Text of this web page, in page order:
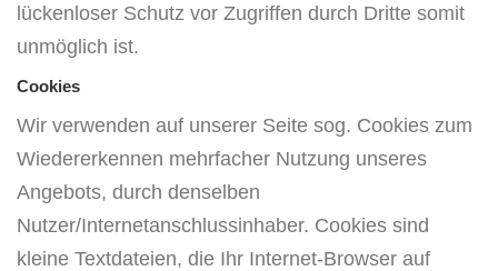
lückenloser Schutz vor Zugriffen durch Dritte somit
unmöglich ist.
Cookies
Wir verwenden auf unserer Seite sog. Cookies zum
Wiedererkennen mehrfacher Nutzung unseres
Angebots, durch denselben
Nutzer/Internetanschlussinhaber. Cookies sind
kleine Textdateien, die Ihr Internet-Browser auf